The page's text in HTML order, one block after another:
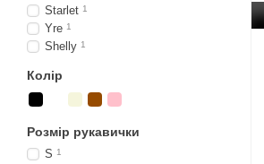
Starlet 1
Yre 1
Shelly 1
Колір
Розмір рукавички
S 1